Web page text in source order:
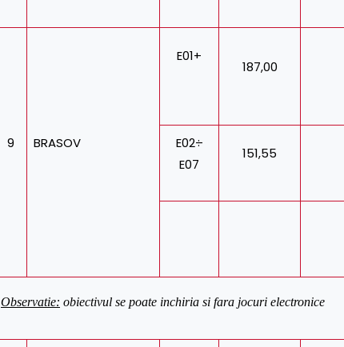
9 BRASOV
E01+
187,00
E02÷
E07
151,55
Observatie: obiectivul se poate inchiria si fara jocuri electronice